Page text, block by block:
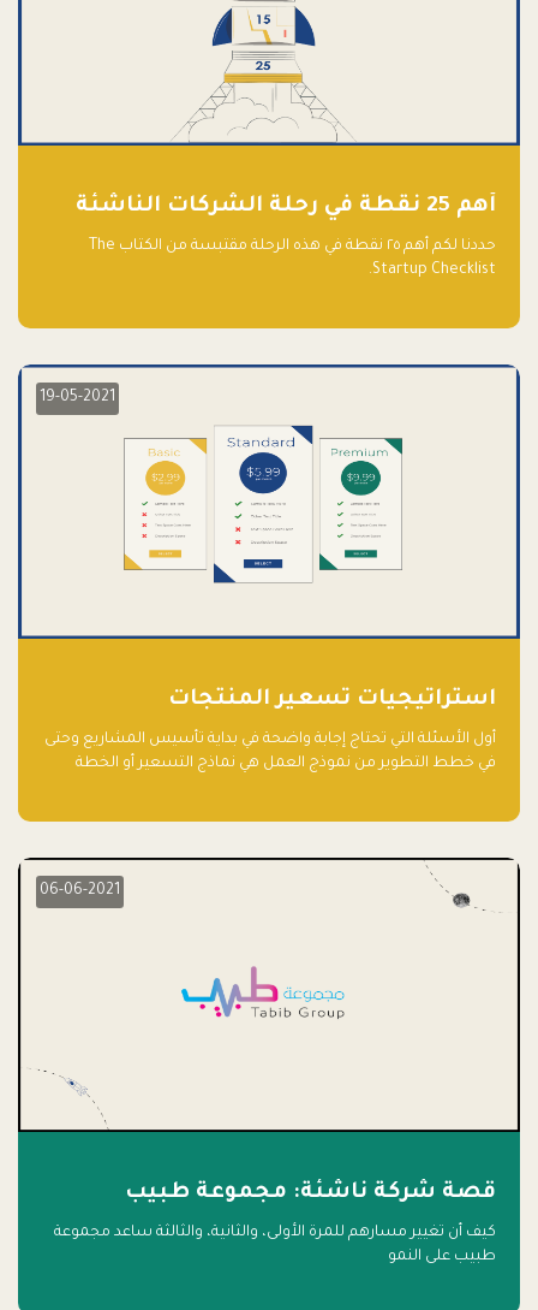
أهم 25 نقطة في رحلة الشركات الناشئة
حددنا لكم أهم ٢٥ نقطة في هذه الرحلة مقتبسة من الكتاب The
Startup Checklist.
19-05-2021
استراتيجيات تسعير المنتجات
أول الأسئلة التي تحتاج إجابة واضحة في بداية تأسيس المشاريع وحتى
في خطط التطوير من نموذج العمل هي نماذج التسعير أو الخطة
06-06-2021
قصة شركة ناشئة: مجموعة طبيب
كيف أن تغيير مسارهم للمرة الأولى، والثانية، والثالثة ساعد مجموعة
طبيب على النمو